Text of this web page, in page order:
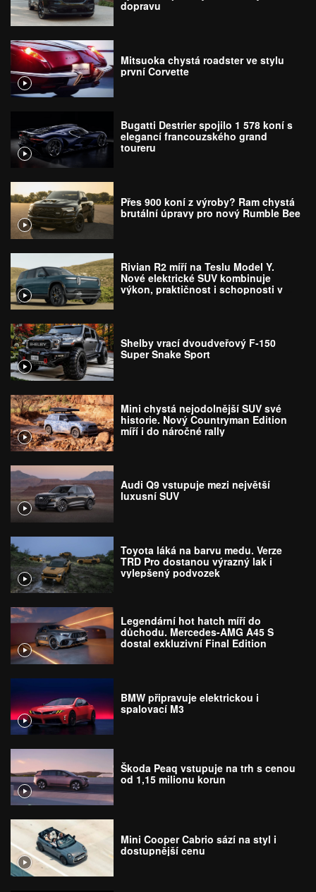
dopravu
Mitsuoka chystá roadster ve stylu
první Corvette
Bugatti Destrier spojilo 1 578 koní s
elegancí francouzského grand
toureru
Přes 900 koní z výroby? Ram chystá
brutální úpravy pro nový Rumble Bee
Rivian R2 míří na Teslu Model Y.
Nové elektrické SUV kombinuje
výkon, praktičnost i schopnosti v
Shelby vrací dvoudveřový F-150
Super Snake Sport
Mini chystá nejodolnější SUV své
historie. Nový Countryman Edition
míří i do náročné rally
Audi Q9 vstupuje mezi největší
luxusní SUV
Toyota láká na barvu medu. Verze
TRD Pro dostanou výrazný lak i
vylepšený podvozek
Legendární hot hatch míří do
důchodu. Mercedes-AMG A45 S
dostal exkluzivní Final Edition
BMW připravuje elektrickou i
spalovací M3
Škoda Peaq vstupuje na trh s cenou
od 1,15 milionu korun
Mini Cooper Cabrio sází na styl i
dostupnější cenu